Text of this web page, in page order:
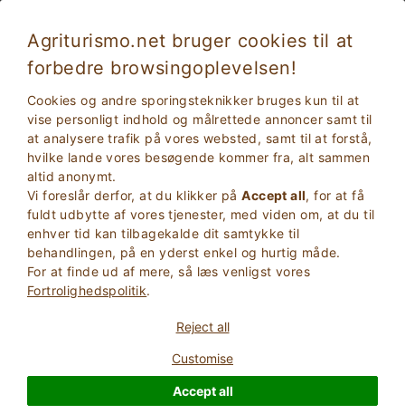
Agriturismo.net bruger cookies til at
forbedre browsingoplevelsen!
Cookies og andre sporingsteknikker bruges kun til at
vise personligt indhold og målrettede annoncer samt til
at analysere trafik på vores websted, samt til at forstå,
hvilke lande vores besøgende kommer fra, alt sammen
altid anonymt.
Vi foreslår derfor, at du klikker påAccept all, for at få
fuldt udbytte af vores tjenester, med viden om, at du til
enhver tid kan tilbagekalde dit samtykke til
behandlingen, på en yderst enkel og hurtig måde.
For at finde ud af mere, så læs venligst vores
Fortrolighedspolitik.
Reject all
Customise
Accept all
Caprino Veronese 5649 (No
kids under 12 from July to
September)
Stuehus
Verona, Caprino Veronese(Se kort) 16Sengepladser
SPøRG EJEREN BOOK
9.2
Flere oplysninger